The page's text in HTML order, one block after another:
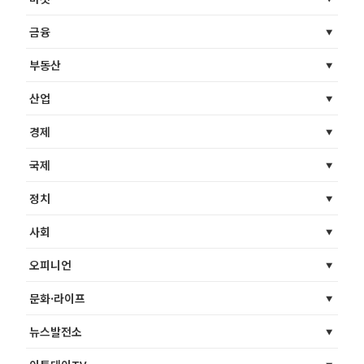
금융
부동산
산업
경제
국제
정치
사회
오피니언
문화·라이프
뉴스발전소